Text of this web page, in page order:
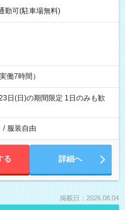
勤可(駐車場無料)
働7時間）
日(日)の期間限定 1日のみも歓
/ 服装自由
る 詳細へ
掲載日：2026.08.04